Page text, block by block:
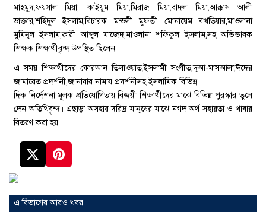
মাহমুদ,ফয়সাল মিয়া, কাইয়ুম মিয়া,মিরাজ মিয়া,বাদল মিয়া,আক্কাস আলী
ডাক্তার,শহিদুল ইসলাম,বিচারক মন্ডলী মুফতী মোনায়েম বখতিয়ার,মাওলানা
মুমিনুল ইসলাম,ক্বারী আব্দুল মাজেদ,মাওলানা শফিকুল ইসলাম,সহ অভিভাবক
শিক্ষক শিক্ষার্থীবৃন্দ উপস্থিত ছিলেন।
এ সময় শিক্ষার্থীদের কোরআন তিলাওয়াত,ইসলামী সংগীত,দুআ-মাসআলা,ঈদের
জামায়েত প্রদর্শনী,জানাযার নামায প্রদর্শনীসহ ইসলামিক বিভিন্ন
দিক নির্দেশনা মূলক প্রতিযোগিতায় বিজয়ী শিক্ষার্থীদের মাঝে বিভিন্ন পুরস্কার তুলে
দেন অতিথিবৃন্দ। এছাড়া অসহায় দরিদ্র মানুষের মাঝে নগদ অর্থ সহায়তা ও খাবার
বিতরণ করা হয়
এ বিভাগের আরও খবর